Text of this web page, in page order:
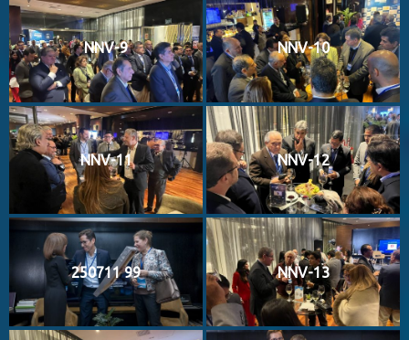
NNV-9 NNV-10
NNV-11 NNV-12
250711 99 NNV-13